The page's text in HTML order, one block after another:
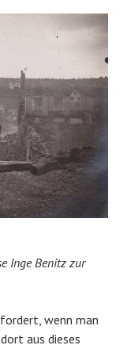
Inge Benitz zur
wenn man
aus dieses